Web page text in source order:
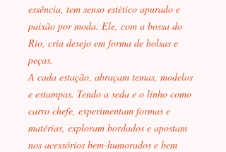
essência, tem senso estético apurado e
paixão por moda. Ele, com a bossa do
Rio, cria desejo em forma de bolsas e
peças.
A cada estação, abraçam temas, modelos
e estampas. Tendo a seda e o linho como
carro chefe, experimentam formas e
matérias, exploram bordados e apostam
nos acessórios bem-humorados e bem